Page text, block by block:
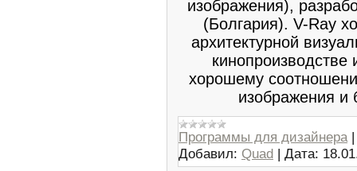
изображения),
(Болгария). V-Ray
архитектурной
кинопроизводстве
хорошему
изображения
Программы для дизайнера
Добавил: Quad | Дата: